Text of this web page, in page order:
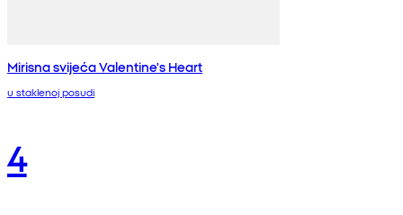
Mirisna svijeća Valentine's Heart
u staklenoj posudi
4